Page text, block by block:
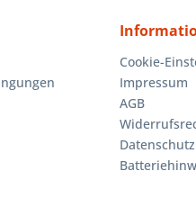
Cookie-
Impressum
AGB
Datenschutz